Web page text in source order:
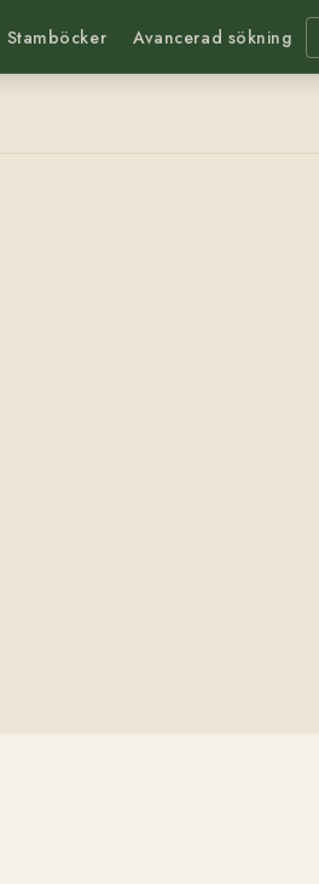
Stamböcker Avancerad sökning